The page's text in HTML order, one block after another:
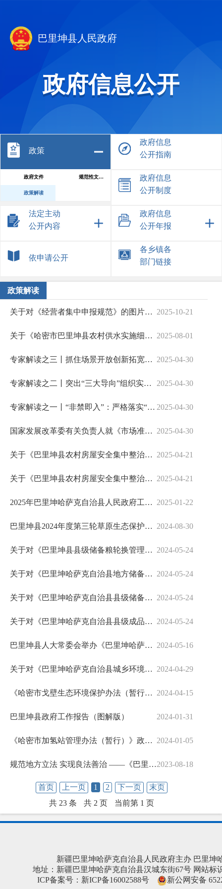
巴里坤县人民政府
政府信息公开
政策
政府文件 规范性文件库
政策解读
政府信息
公开指南
政府信息
公开制度
法定主动
公开内容
政府信息
公开年报
依申请公开
各乡镇各
部门链接
政策解读
关于对《经营者集中申报规范》的图片解读 2025-10-21
关于《哈密市巴里坤县农村供水实施细则》的解读 2025-08-01
专家解读之三丨抓住场景开放创新拓宽拓深市场准入 2025-04-30
专家解读之二丨突出“三大导向”组织实施好新一版市场准入负面清单 2025-04-30
专家解读之一丨“非禁即入”：严格落实“全国一张清单”管理模式 2025-04-30
国家发展改革委有关负责人就《市场准入负面清单（2025年版）》答记者问 2025-04-30
关于《巴里坤县农村房屋安全集中整治方案》的解读说明（音频版） 2025-04-21
关于《巴里坤县农村房屋安全集中整治方案》的政策解读（文字版） 2025-04-21
2025年巴里坤哈萨克自治县人民政府工作报告（图解版） 2025-01-22
巴里坤县2024年度第三轮草原生态保护补助奖励政策解读 2024-08-30
关于对《巴里坤县县级储备粮轮换管理办法》的解读 2024-05-24
关于对《巴里坤哈萨克自治县地方储备粮管理问责规定》的解答 2024-05-24
关于对《巴里坤哈萨克自治县县级储备粮管理办法》的解读 2024-05-24
关于对《巴里坤哈萨克自治县县级成品粮油储备管理办法》的解读 2024-05-24
巴里坤县人大常委会举办《巴里坤哈萨克自治县城乡环境综合治理条例》新闻发布会 2024-05-16
关于对《巴里坤哈萨克自治县城乡环境综合治理条例》的解读 2024-04-29
《哈密市戈壁生态环境保护办法（暂行）》政策解读（图文版） 2024-04-15
巴里坤县政府工作报告（图解版） 2024-01-31
《哈密市加氢站管理办法（暂行）》政策解读 2024-01-05
规范地方立法 实现良法善治 ——《巴里坤哈萨克自治县立法条例》视频解读2023-08-18
首页 上一页 1 2 下一页
末页
共 23 条
共 2 页 当前第 1 页
新疆巴里坤哈萨克自治县人民政府主办 巴里坤
地址：新疆巴里坤哈萨克自治县汉城东街67号 网站标
ICP备案号： 新ICP备16002588号 新公网安备